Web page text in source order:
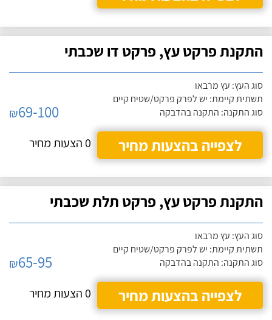
התקנת פרקט עץ, פרקט דו שכבתי
סוג העץ: עץ מרבאו
תשתית קיימת: יש לפרק פרקט/שטיח קיים
סוג התקנה: התקנה בהדבקה
₪69-100
לצפייה בהצעות מחיר
0 הצעות מחיר
התקנת פרקט עץ, פרקט תלת שכבתי
סוג העץ: עץ מרבאו
תשתית קיימת: יש לפרק פרקט/שטיח קיים
סוג התקנה: התקנה בהדבקה
₪65-95
לצפייה בהצעות מחיר
0 הצעות מחיר